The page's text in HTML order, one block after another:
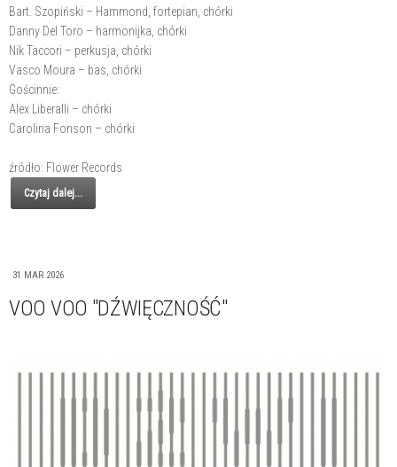
Bart. Szopiński – Hammond, fortepian, chórki
Danny Del Toro – harmonijka, chórki
Nik Taccori – perkusja, chórki
Vasco Moura – bas, chórki
Gościnnie:
Alex Liberalli – chórki
Carolina Fonson – chórki
źródło: Flower Records
Czytaj dalej...
31 MAR 2026
VOO VOO "DŹWIĘCZNOŚĆ"